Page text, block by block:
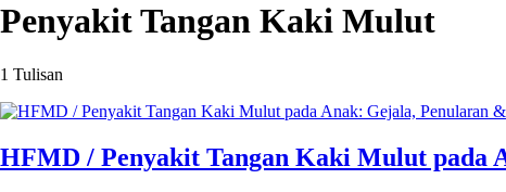
Penyakit Tangan Kaki Mulut
1 Tulisan
HFMD / Penyakit Tangan Kaki Mulut pada